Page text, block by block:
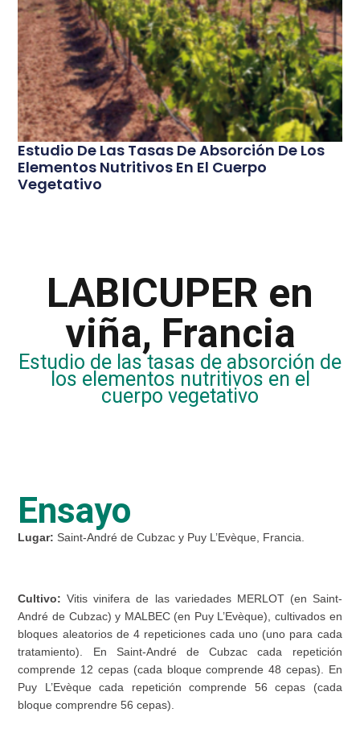
Estudio De Las Tasas De Absorción De Los
Elementos Nutritivos En El Cuerpo
Vegetativo
LABICUPER en
viña, Francia
Estudio de las tasas de absorción de
los elementos nutritivos en el
cuerpo vegetativo
Ensayo
Lugar: Saint-André de Cubzac y Puy L’Evèque, Francia.
Cultivo: Vitis vinifera de las variedades MERLOT (en Saint-
André de Cubzac) y MALBEC (en Puy L’Evèque), cultivados en
bloques aleatorios de 4 repeticiones cada uno (uno para cada
tratamiento). En Saint-André de Cubzac cada repetición
comprende 12 cepas (cada bloque comprende 48 cepas). En
Puy L’Evèque cada repetición comprende 56 cepas (cada
bloque comprendre 56 cepas).